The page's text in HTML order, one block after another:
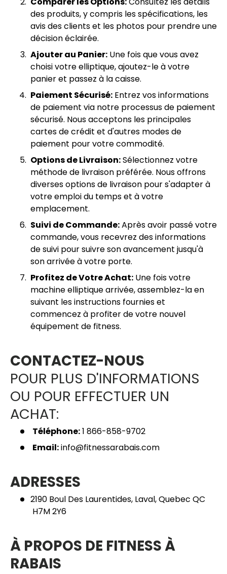
des produits, y compris les spécifications, les
avis des clients et les photos pour prendre une
décision éclairée.
Ajouter au Panier: Une fois que vous avez
choisi votre elliptique, ajoutez-le à votre
panier et passez à la caisse.
Paiement Sécurisé: Entrez vos informations
de paiement via notre processus de paiement
sécurisé. Nous acceptons les principales
cartes de crédit et d'autres modes de
paiement pour votre commodité.
Options de Livraison:Sélectionnez votre
méthode de livraison préférée. Nous offrons
diverses options de livraison pour s'adapter à
votre emploi du temps et à votre
emplacement.
Suivi de Commande:Après avoir passé votre
commande, vous recevrez des informations
de suivi pour suivre son avancement jusqu'à
son arrivée à votre porte.
Profitez de Votre Achat: Une fois votre
machine elliptique arrivée, assemblez-la en
suivant les instructions fournies et
commencez à profiter de votre nouvel
équipement de fitness.
CONTACTEZ-NOUS
POUR PLUS D'INFORMATIONS
OU POUR EFFECTUER UN
ACHAT:
Téléphone:1 866-858-9702
Email:info@fitnessarabais.com
ADRESSES
2190 Boul Des Laurentides, Laval, Quebec QC
H7M 2Y6
À PROPOS DE FITNESS À
RABAIS